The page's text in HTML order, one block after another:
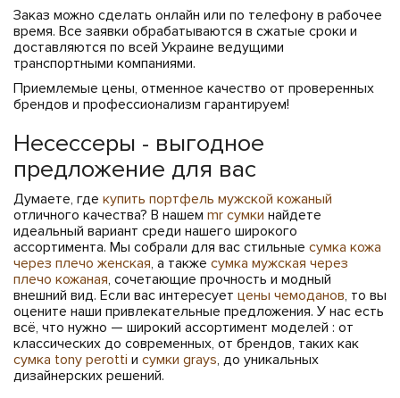
Заказ можно сделать онлайн или по телефону в рабочее
время. Все заявки обрабатываются в сжатые сроки и
доставляются по всей Украине ведущими
транспортными компаниями.
Приемлемые цены, отменное качество от проверенных
брендов и профессионализм гарантируем!
Несессеры - выгодное
предложение для вас
Думаете, где купить портфель мужской кожаный
отличного качества? В нашем mr сумки найдете
идеальный вариант среди нашего широкого
ассортимента. Мы собрали для вас стильные сумка кожа
через плечо женская, а также сумка мужская через
плечо кожаная, сочетающие прочность и модный
внешний вид. Если вас интересует цены чемоданов, то вы
оцените наши привлекательные предложения. У нас есть
всё, что нужно — широкий ассортимент моделей : от
классических до современных, от брендов, таких как
сумка tony perotti и сумки grays, до уникальных
дизайнерских решений.